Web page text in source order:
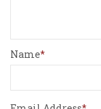
Name